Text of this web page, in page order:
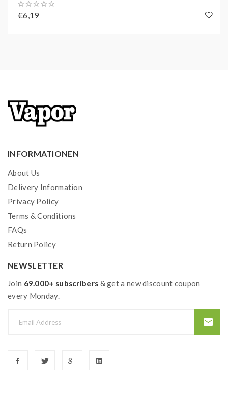
€6,19
INFORMATIONEN
About Us
Delivery Information
Privacy Policy
Terms & Conditions
FAQs
Return Policy
NEWSLETTER
Join 69.000+ subscribers & get a new discount coupon
every Monday.